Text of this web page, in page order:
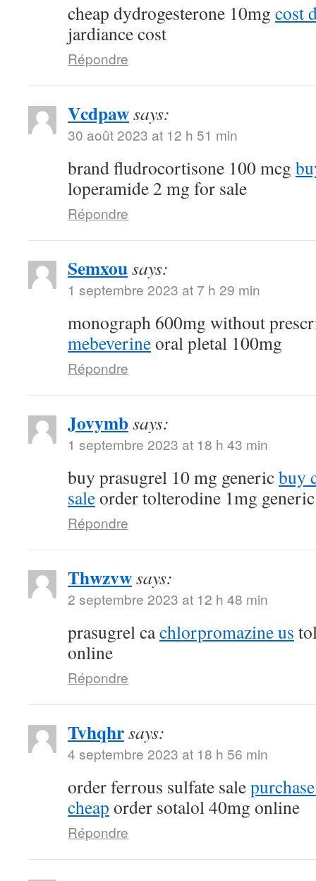
cheap dydrogesterone 10mg cost
jardiance cost
Répondre
Vcdpawsays:
30 août 2023 at 12 h 51 min
brand fludrocortisone 100 mcg
loperamide 2 mg for sale
Répondre
Semxousays:
1 septembre 2023 at 7 h 29 min
monograph 600mg without
mebeverineoral pletal 100mg
Répondre
Jovymbsays:
1 septembre 2023 at 18 h 43 min
buy prasugrel 10 mg genericbuy
saleorder tolterodine 1mg generic
Répondre
Thwzvwsays:
2 septembre 2023 at 12 h 48 min
prasugrel cachlorpromazine us
online
Répondre
Tvhqhrsays:
4 septembre 2023 at 18 h 56 min
order ferrous sulfate sale
cheap order sotalol 40mg online
Répondre